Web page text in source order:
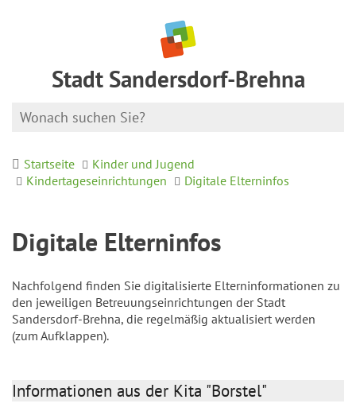
Stadt Sandersdorf-Brehna
Startseite
Kinder und Jugend
Kindertageseinrichtungen
Digitale Elterninfos
Digitale Elterninfos
Nachfolgend finden Sie digitalisierte Elterninformationen zu
den jeweiligen Betreuungseinrichtungen der Stadt
Sandersdorf-Brehna, die regelmäßig aktualisiert werden
(zum Aufklappen).
Informationen aus der Kita "Borstel"